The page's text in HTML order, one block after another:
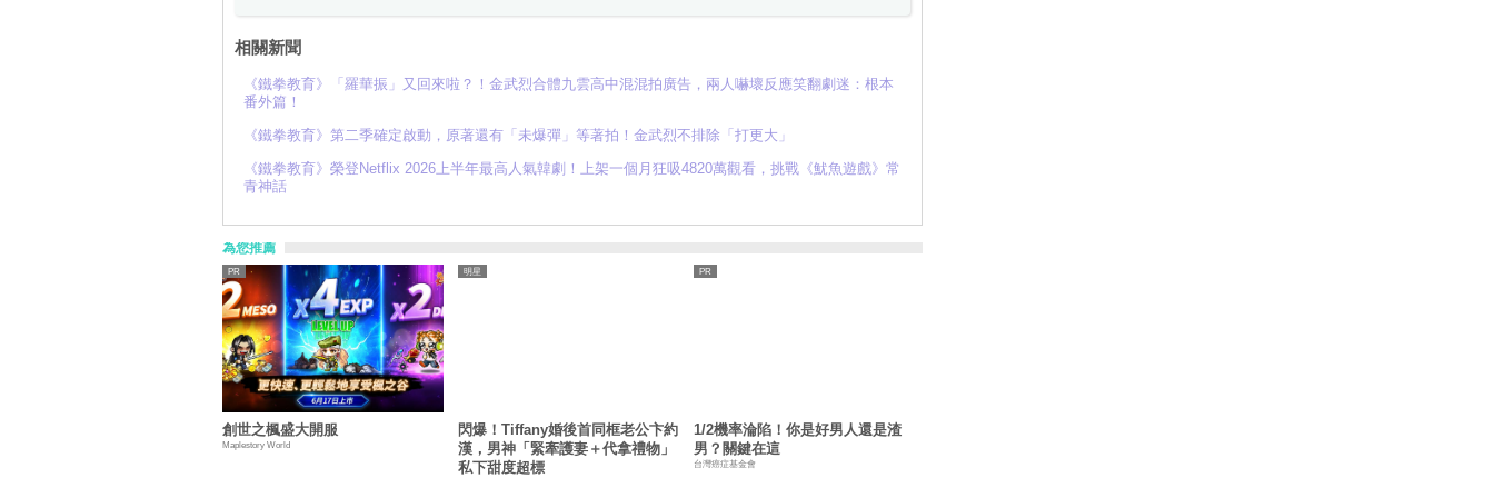
相關新聞
《鐵拳教育》「羅華振」又回來啦？！金武烈合體九雲高中混混拍廣告，兩人嚇壞反應笑翻劇迷：根本
番外篇！
《鐵拳教育》第二季確定啟動，原著還有「未爆彈」等著拍！金武烈不排除「打更大」
《鐵拳教育》榮登Netflix 2026上半年最高人氣韓劇！上架一個月狂吸4820萬觀看，挑戰《魷魚遊戲》常
青神話
為您推薦
創世之楓盛大開服
Maplestory World
閃爆！Tiffany婚後首同框老公卞約
漢，男神「緊牽護妻＋代拿禮物」
私下甜度超標
明星
1/2機率淪陷！你是好男人還是渣
男？關鍵在這
台灣癌症基金會